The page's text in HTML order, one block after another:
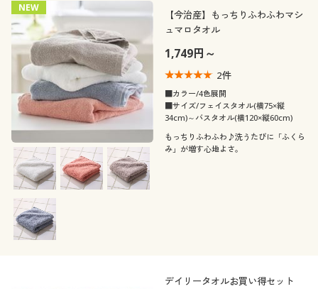
NEW
【今治産】もっちりふわふわマシ
ュマロタオル
1,749円～
2件
■カラー/4色展開
■サイズ/フェイスタオル(横75×縦
34cm)～バスタオル(横120×縦60cm)
もっちりふわふわ♪洗うたびに「ふくら
み」が増す心地よさ。
デイリータオルお買い得セット